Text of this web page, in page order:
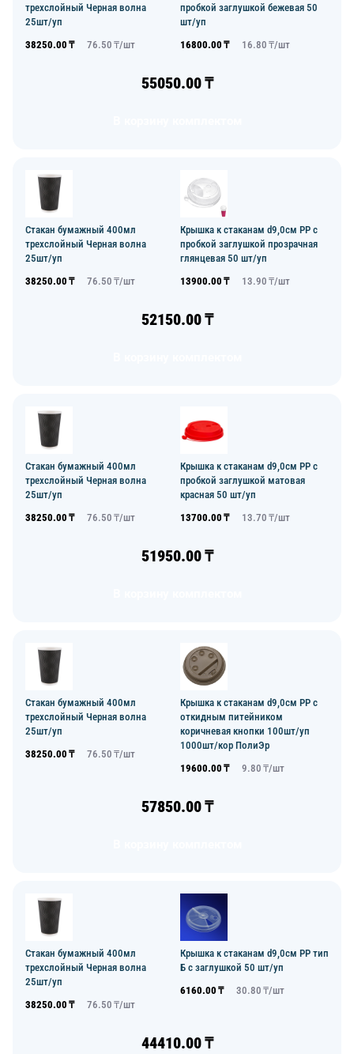
трехслойный Черная волна
25шт/уп
38250.00 ₸ 76.50 ₸/шт
пробкой заглушкой бежевая 50
шт/уп
16800.00 ₸ 16.80 ₸/шт
55050.00₸
Стакан бумажный 400мл
трехслойный Черная волна
25шт/уп
38250.00 ₸ 76.50 ₸/шт
Крышка к стаканам d9,0см PP с
пробкой заглушкой прозрачная
глянцевая 50 шт/уп
13900.00 ₸ 13.90 ₸/шт
52150.00₸
Стакан бумажный 400мл
трехслойный Черная волна
25шт/уп
38250.00 ₸ 76.50 ₸/шт
Крышка к стаканам d9,0см PP с
пробкой заглушкой матовая
красная 50 шт/уп
13700.00 ₸ 13.70 ₸/шт
51950.00₸
Стакан бумажный 400мл
трехслойный Черная волна
25шт/уп
38250.00 ₸ 76.50 ₸/шт
Крышка к стаканам d9,0см PP с
откидным питейником
коричневая кнопки 100шт/уп
1000шт/кор ПолиЭр
19600.00 ₸ 9.80 ₸/шт
57850.00₸
Стакан бумажный 400мл
трехслойный Черная волна
25шт/уп
38250.00 ₸ 76.50 ₸/шт
Крышка к стаканам d9,0см PP тип
Б с заглушкой 50 шт/уп
6160.00 ₸ 30.80 ₸/шт
44410.00₸